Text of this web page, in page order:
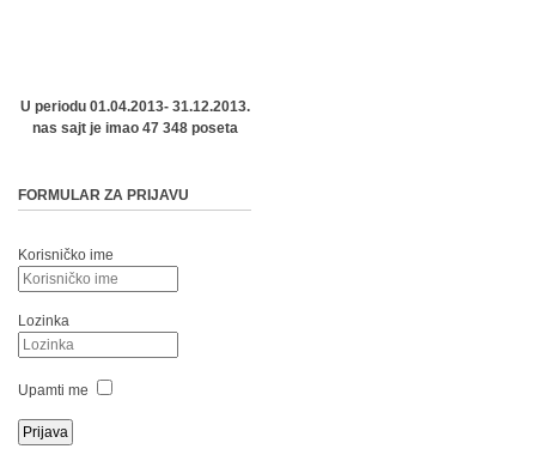
U periodu 01.04.2013- 31.12.2013.
nas sajt je imao 47 348 poseta
FORMULAR ZA PRIJAVU
Korisničko ime
Lozinka
Upamti me